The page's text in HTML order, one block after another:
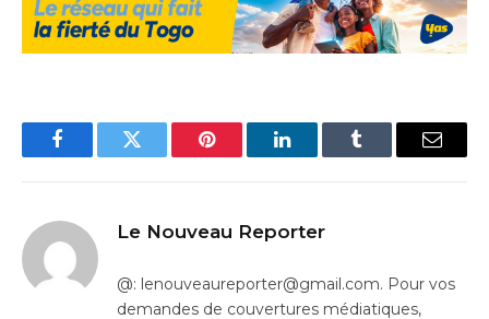
FacebookTwitter Pinterest LinkedInTumblr Email
Le Nouveau Reporter
@: lenouveaureporter@gmail.com. Pour vos
demandes de couvertures médiatiques,